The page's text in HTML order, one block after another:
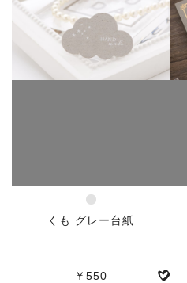
くも グレー台紙
￥550